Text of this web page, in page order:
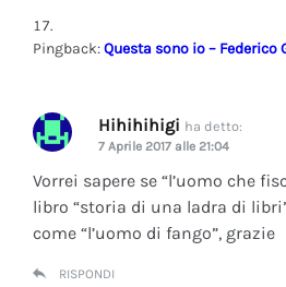
Pingback:Questa sono io – Federico
Hihihihigi ha detto:
7 Aprile 2017 alle 21:04
Vorrei sapere se “l’uomo che
libro “storia di una ladra di
come “l’uomo di fango”, grazie
RISPONDI